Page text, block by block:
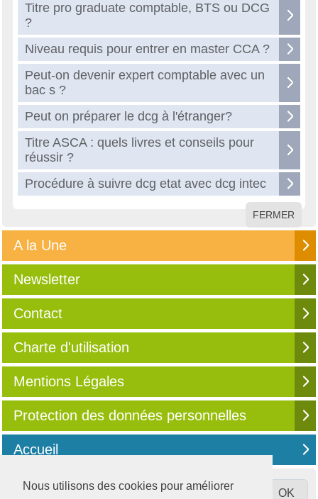
Nous utilisons des cookies pour améliorer
Titre pro graduate comptable, BTS ou DCG
?
Niveau requis pour entrer en master CCA ?
Peut-on devenir expert comptable avec un
bac s ?
Peut on préparer le dcg à l'étranger?
Titre ASCA : quels livres et conseils pour
réussir ?
Procédure à suivre dcg etat avec dcg intec
FERMER
A la Une
Newsletter
Contact
Charte d'utilisation
Mentions Légales
Protection des données personnelles
Accueil